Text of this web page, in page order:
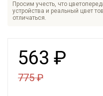
Просим учесть, что
устройства и реальный цвет
отличаться.
563 ₽
775₽